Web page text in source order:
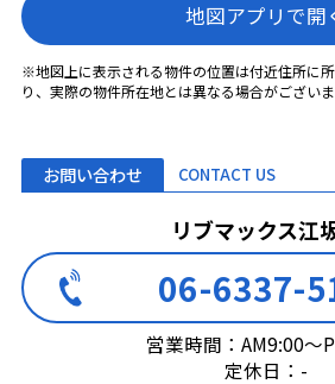
地図アプリで開
※地図上に表示される物件の位置は付近住所に
り、実際の物件所在地とは異なる場合がございま
お問い合わせ CONTACT US
リブマックス江
06-6337-
営業時間：AM9:00～
定休日：-